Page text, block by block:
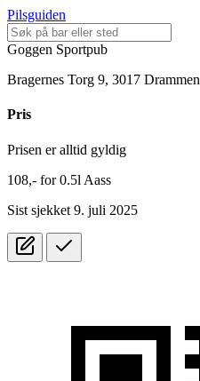
Pilsguiden
Goggen Sportpub
Bragernes Torg 9, 3017 Drammen
Pris
Prisen er alltid gyldig
108,- for0.5l Aass
Sist sjekket 9. juli 2025